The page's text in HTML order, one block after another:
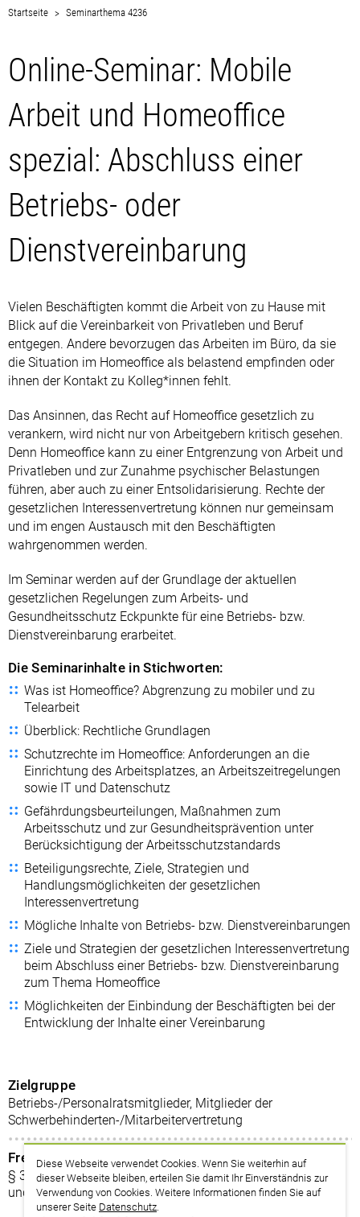
Diese Webseite verwendet Cookies. Wenn Sie weiterhin auf
dieser Webseite bleiben, erteilen Sie damit Ihr Einverständnis zur
Verwendung von Cookies. Weitere Informationen finden Sie auf
unserer Seite Datenschutz.
Startseite Seminarthema 4236
Online-Seminar: Mobile
Arbeit und Homeoffice
spezial: Abschluss einer
Betriebs- oder
Dienstvereinbarung
Vielen Beschäftigten kommt die Arbeit von zu Hause mit
Blick auf die Vereinbarkeit von Privatleben und Beruf
entgegen. Andere bevorzugen das Arbeiten im Büro, da sie
die Situation im Homeoffice als belastend empfinden oder
ihnen der Kontakt zu Kolleg*innen fehlt.
Das Ansinnen, das Recht auf Homeoffice gesetzlich zu
verankern, wird nicht nur von Arbeitgebern kritisch gesehen.
Denn Homeoffice kann zu einer Entgrenzung von Arbeit und
Privatleben und zur Zunahme psychischer Belastungen
führen, aber auch zu einer Entsolidarisierung. Rechte der
gesetzlichen Interessenvertretung können nur gemeinsam
und im engen Austausch mit den Beschäftigten
wahrgenommen werden.
Im Seminar werden auf der Grundlage der aktuellen
gesetzlichen Regelungen zum Arbeits- und
Gesundheitsschutz Eckpunkte für eine Betriebs- bzw.
Dienstvereinbarung erarbeitet.
Die Seminarinhalte in Stichworten:
Was ist Homeoffice? Abgrenzung zu mobiler und zu
Telearbeit
Überblick: Rechtliche Grundlagen
Schutzrechte im Homeoffice: Anforderungen an die
Einrichtung des Arbeitsplatzes, an Arbeitszeitregelungen
sowie IT und Datenschutz
Gefährdungsbeurteilungen, Maßnahmen zum
Arbeitsschutz und zur Gesundheitsprävention unter
Berücksichtigung der Arbeitsschutzstandards
Beteiligungsrechte, Ziele, Strategien und
Handlungsmöglichkeiten der gesetzlichen
Interessenvertretung
Mögliche Inhalte von Betriebs- bzw. Dienstvereinbarungen
Ziele und Strategien der gesetzlichen Interessenvertretung
beim Abschluss einer Betriebs- bzw. Dienstvereinbarung
zum Thema Homeoffice
Möglichkeiten der Einbindung der Beschäftigten bei der
Entwicklung der Inhalte einer Vereinbarung
Zielgruppe
Betriebs-/Personalratsmitglieder, Mitglieder der
Schwerbehinderten-/Mitarbeitervertretung
Freistellung
§ 37 Abs. 6 BetrVG, § 54 Abs. 1 BPersVG, analog LPersVG
und Regelungen für MAV, § 179 Abs. 4 SGB IX